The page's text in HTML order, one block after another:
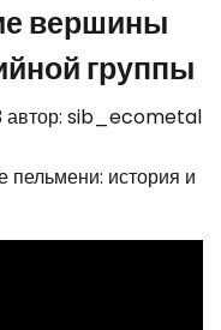
вершины
группы
автор: sib_ecometal